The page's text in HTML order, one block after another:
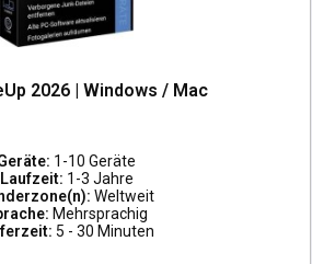
2026 | Windows / Mac
1-10 Geräte
Laufzeit: 1-3 Jahre
Weltweit
Mehrsprachig
5 - 30 Minuten